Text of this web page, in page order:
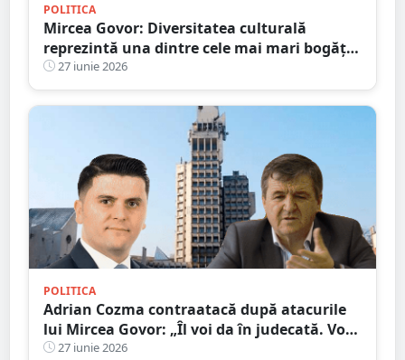
POLITICA
Mircea Govor: Diversitatea culturală
reprezintă una dintre cele mai mari bogății
ale județului Satu Mare
27 iunie 2026
POLITICA
Adrian Cozma contraatacă după atacurile
lui Mircea Govor: „Îl voi da în judecată. Voi
cere inclusiv o expertiză psihiatrică”
27 iunie 2026